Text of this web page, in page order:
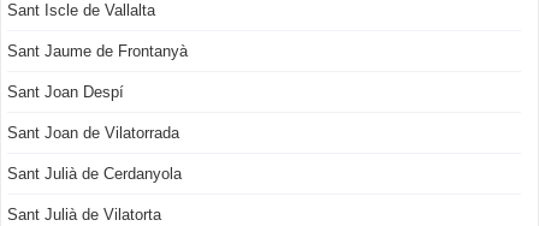
Sant Iscle de Vallalta
Sant Jaume de Frontanyà
Sant Joan Despí
Sant Joan de Vilatorrada
Sant Julià de Cerdanyola
Sant Julià de Vilatorta